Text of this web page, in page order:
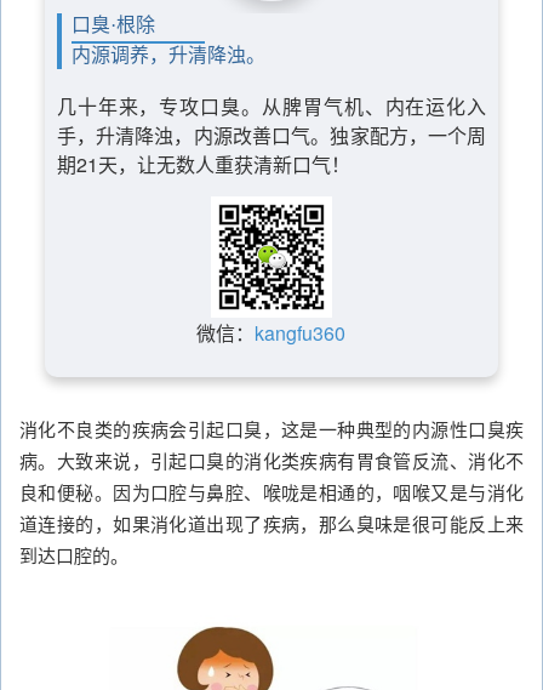
口臭·根除
内源调养，升清降浊。
几十年来，专攻口臭。从脾胃气机、内在运化入
手，升清降浊，内源改善口气。独家配方，一个周
期21天，让无数人重获清新口气！
微信： kangfu360
消化不良类的疾病会引起口臭，这是一种典型的内源性口臭疾
病。大致来说，引起口臭的消化类疾病有胃食管反流、消化不
良和便秘。因为口腔与鼻腔、喉咙是相通的，咽喉又是与消化
道连接的，如果消化道出现了疾病，那么臭味是很可能反上来
到达口腔的。